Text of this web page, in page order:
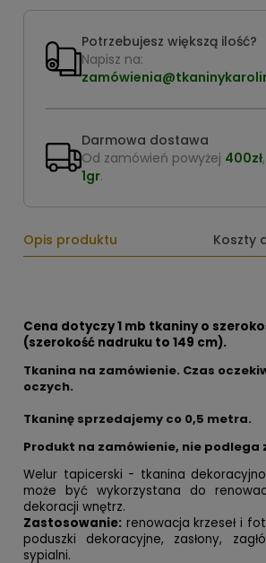
Potrzebujesz większą ilość?
Napisz na:
Darmowa dostawa
Od zamówień powyżej 400zł
1gr.
Opis produktu Koszty
Cena dotyczy 1 mb tkaniny o
(szerokość nadruku to 149 cm).
Tkanina na zamówienie. Czas
oczych.
Tkaninę sprzedajemy co 0,5 metra.
Produkt na zamówienie, nie podlega
Welur tapicerski - tkanina
może być wykorzystana do
dekoracji wnętrz.
Zastosowanie: renowacja krzeseł i
poduszki dekoracyjne, zasłony,
sypialni.